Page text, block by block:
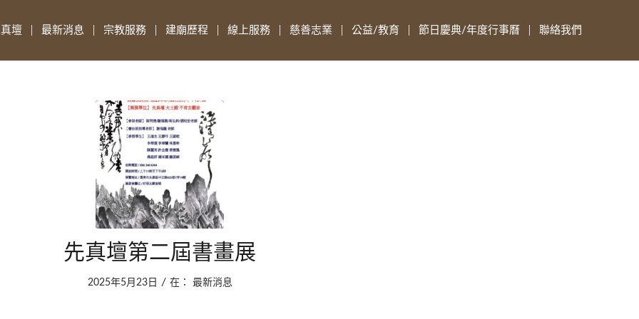
壇 最新消息 宗教服務 建廟歷程 線上服務 慈善志業 公益/教育 節日慶典/年度行事曆 聯絡我們
先真壇第二屆書畫展
2025年5月23日 / 在： 最新消息